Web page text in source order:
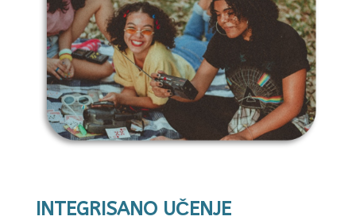
INTEGRISANO UČENJE